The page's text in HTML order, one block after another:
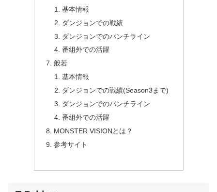
基本情報
ダンジョンでの戦績
ダンジョンでのパンチライン
番組外での活躍
般若
基本情報
ダンジョンでの戦績(Season3まで)
ダンジョンでのパンチライン
番組外での活躍
MONSTER VISIONとは？
参考サイト